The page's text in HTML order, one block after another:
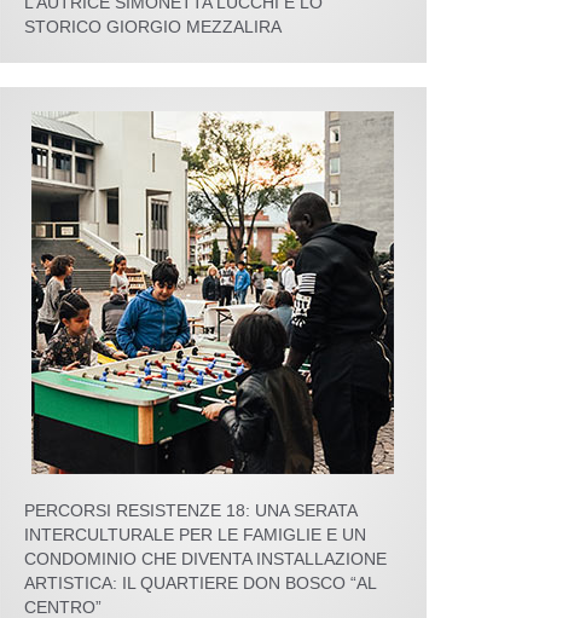
STORICO GIORGIO MEZZALIRA
PERCORSI RESISTENZE 18: UNA SERATA
INTERCULTURALE PER LE FAMIGLIE E UN
CONDOMINIO CHE DIVENTA INSTALLAZIONE
ARTISTICA: IL QUARTIERE DON BOSCO “AL
CENTRO”